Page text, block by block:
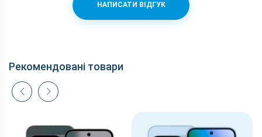
НАПИСАТИ ВІДГУК
Рекомендовані товари